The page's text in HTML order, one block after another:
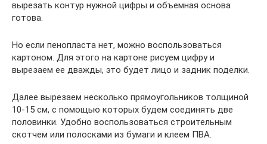
вырезать контур нужной цифры и объемная основа
готова.
Но если пенопласта нет, можно воспользоваться
картоном. Для этого на картоне рисуем цифру и
вырезаем ее дважды, это будет лицо и задник поделки.
Далее вырезаем несколько прямоугольников толщиной
10-15 см, с помощью которых будем соединять две
половинки. Удобно воспользоваться строительным
скотчем или полосками из бумаги и клеем ПВА.